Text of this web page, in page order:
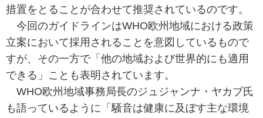
措置をとることが合わせて推奨されているのです。
今回のガイドラインはWHO欧州地域における政策
立案において採用されることを意図しているもので
すが、その一方で「他の地域および世界的にも適用
できる」ことも表明されています。
WHO欧州地域事務局長のジュジャンナ・ヤカブ氏
も語っているように「騒音は健康に及ぼす主な環境